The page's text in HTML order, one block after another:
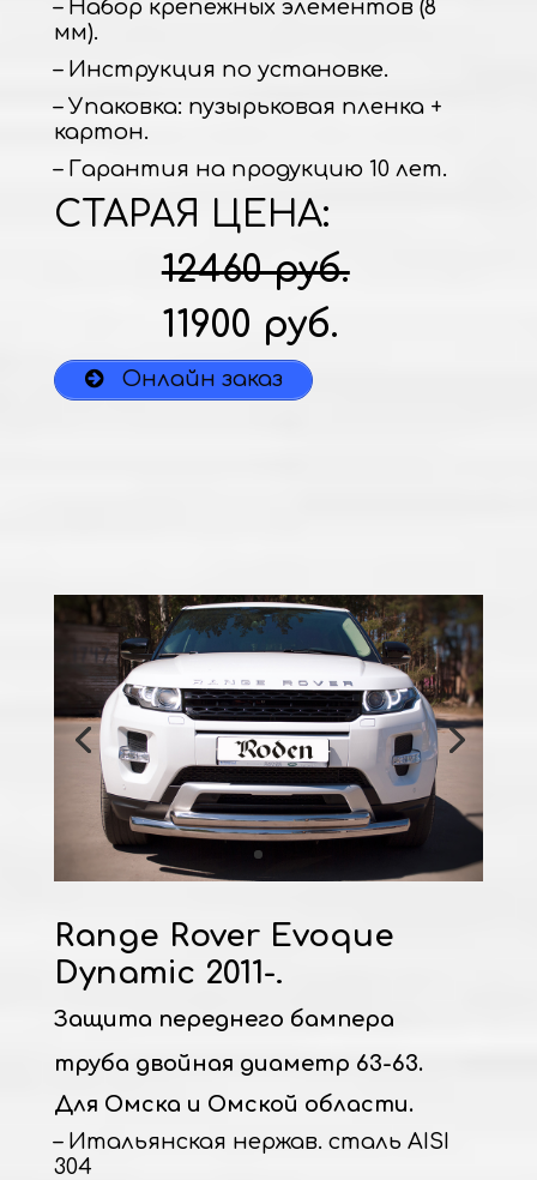
– Набор крепежных элементов (8
мм).
– Инструкция по установке.
– Упаковка: пузырьковая пленка +
картон.
– Гарантия на продукцию 10 лет.
СТАРАЯ ЦЕНА:
12460 руб.
11900 руб.
Онлайн заказ
Range Rover Evoque
Dynamic 2011-.
Защита переднего бампера
труба двойная диаметр 63-63.
Для Омска и Омской области.
– Итальянская нержав. сталь AISI
304